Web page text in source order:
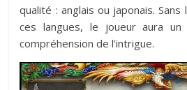
qualité : anglais ou japonais. Sans
ces langues, le joueur aura
compréhension de l’intrigue.